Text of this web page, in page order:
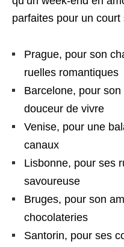
parfaites pour un
Prague, pour son
ruelles romantiques
Barcelone, pour
douceur de vivre
Venise, pour une
canaux
Lisbonne, pour ses
savoureuse
Bruges, pour son
chocolateries
Santorin, pour ses